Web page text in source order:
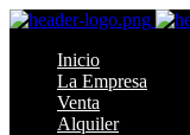
Inicio
La Empresa
Venta
Alquiler